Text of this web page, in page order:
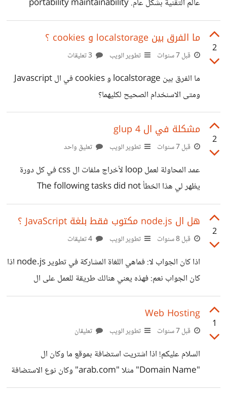
عالم التقنية بشكل عام. portability maintainability
efficiency reliability functionality usability
2
ما الفرق بين localstorage و cookies ؟
قبل 7 سنوات تطوير الويب
ما الفرق بين localstorage و cookies في ال Javascript
ومتى الاسنخدام الصحيح لكليهما؟
2
مشكلة في ال glup 4
قبل 7 سنوات تطوير الويب تعليق واحد
عمد المحاولة لعمل loop لأخراج ملفات ال css في كل دورة
يظهر لي هذا الخطأ The following tasks did not
complete: style Did you forget to signal async
completion https://suar.me/1pvB2
2
هل ال node.js مكتوب فقط بلغة JavaScript ؟
قبل 8 سنوات تطوير الويب
اذا كان الجواب لا: فماهي اللغاة المشاركة في تطوير node.js اذا
كان الجواب نعم: فهذه يعني هنالك طريقة للعمل على ال
server-side بواسطة pure javascript شكرا
1
Web Hosting
قبل 7 سنوات تطوير الويب تعليقان
السلام عليكم! اذا اشتريت استضافة بموقع ما وكان ال
"Domain Name" مثلا "arab.com" وكان نوع الاستضافة
"Shared Hosting". ثم قرت في المستقبل تغيير نوع